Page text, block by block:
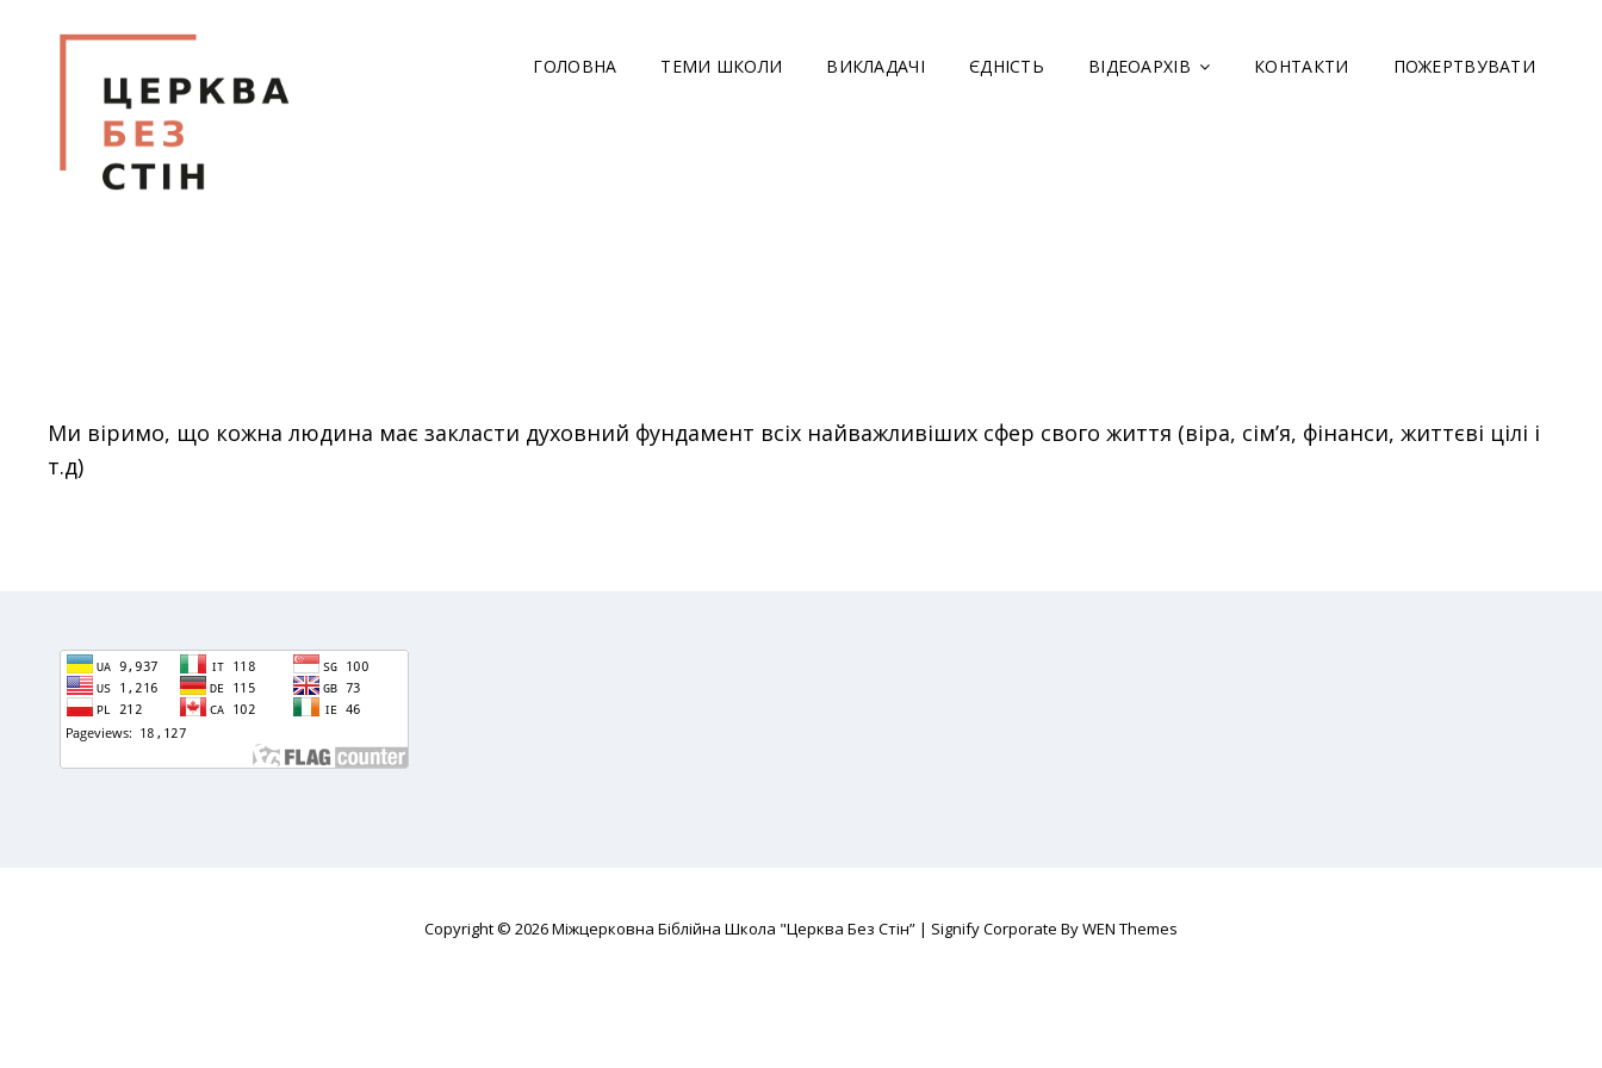
ГОЛОВНА ТЕМИ ШКОЛИ ВИКЛАДАЧІ ЄДНІСТЬ ВІДЕОАРХІВ КОНТАКТИ ПОЖЕРТВУВАТИ
Ми віримо, що кожна людина має закласти духовний фундамент всіх найважливіших сфер свого життя (віра, сім’я, фінанси, життєві цілі і
т.д)
Copyright © 2026Міжцерковна Біблійна Школа "Церква Без Стін” | Signify Corporate ByWEN Themes